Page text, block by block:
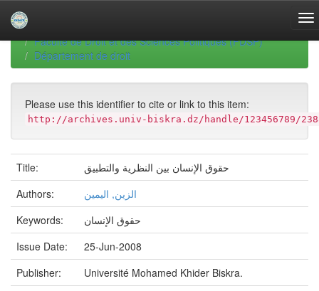
navigationUniversity of Biskra Repository
Faculté de Droit et des Sciences Politiques (FDSP)
Département de droit
Please use this identifier to cite or link to this item:
http://archives.univ-biskra.dz/handle/123456789/
Title:
حقوق الإنسان بين النظرية والتطبيق
Authors:
الزين, اليمين
Keywords:
حقوق الإنسان
Issue Date:
25-Jun-2008
Publisher:
Université Mohamed Khider Biskra.